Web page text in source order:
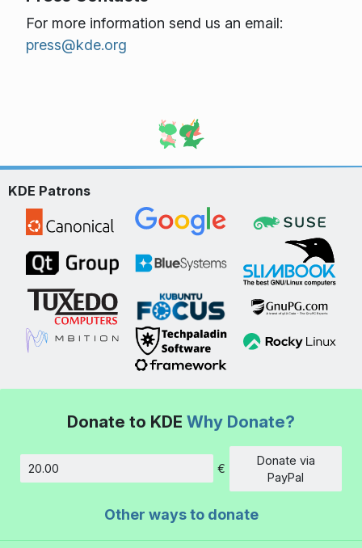
For more information send us an email:
press@kde.org
KDE Patrons
Donate to KDE Why Donate?
Amount
€
Donate via
PayPal
Other ways to donate